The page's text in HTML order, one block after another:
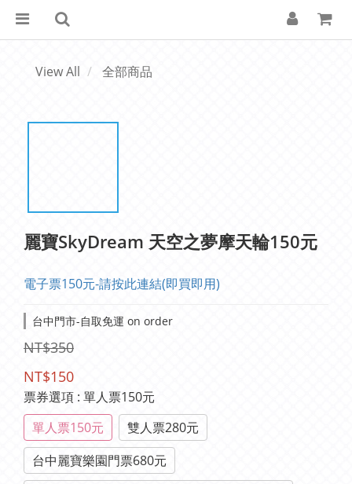
View All 全部商品
麗寶SkyDream 天空之夢摩天輪150元
電子票150元-請按此連結(即買即用)
台中門市-自取免運 on order
NT$350
NT$150
票券選項 : 單人票150元
單人票150元
雙人票280元
台中麗寶樂園門票680元